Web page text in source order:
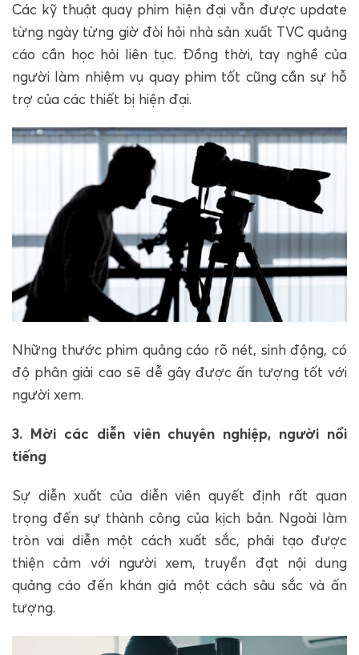
Các kỹ thuật quay phim hiện đại vẫn được update
từng ngày từng giờ đòi hỏi nhà sản xuất TVC quảng
cáo cần học hỏi liên tục. Đồng thời, tay nghề của
người làm nhiệm vụ quay phim tốt cũng cần sự hỗ
trợ của các thiết bị hiện đại.
Những thước phim quảng cáo rõ nét, sinh động, có
độ phân giải cao sẽ dễ gây được ấn tượng tốt với
người xem.
3. Mời các diễn viên chuyên nghiệp, người nổi
tiếng
Sự diễn xuất của diễn viên quyết định rất quan
trọng đến sự thành công của kịch bản. Ngoài làm
tròn vai diễn một cách xuất sắc, phải tạo được
thiện cảm với người xem, truyền đạt nội dung
quảng cáo đến khán giả một cách sâu sắc và ấn
tượng.